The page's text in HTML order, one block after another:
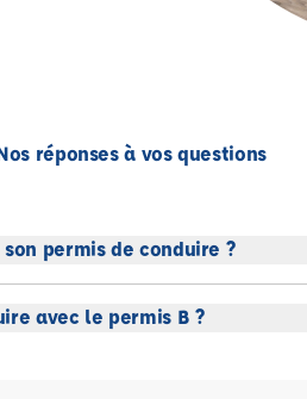
réponses à vos questions
permis de conduire ?
avec le permis B ?